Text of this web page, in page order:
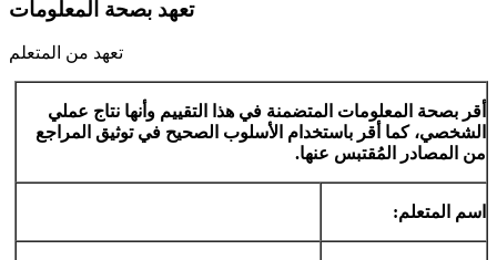
تعهد بصحة المعلومات
تعهد من المتعلم
أقر بصحة المعلومات المتضمنة في هذا التقييم وأنها نتاج عملي
الشخصي، كما أقر باستخدام الأسلوب الصحيح في توثيق المراجع
من المصادر المُقتبس عنها.
اسم المتعلم: